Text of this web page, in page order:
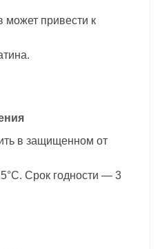
может привести к
в защищенном от
Срок годности — 3